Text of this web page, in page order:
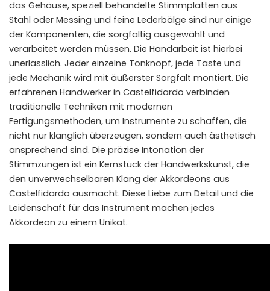
das Gehäuse, speziell behandelte Stimmplatten aus
Stahl oder Messing und feine Lederbälge sind nur einige
der Komponenten, die sorgfältig ausgewählt und
verarbeitet werden müssen. Die Handarbeit ist hierbei
unerlässlich. Jeder einzelne Tonknopf, jede Taste und
jede Mechanik wird mit äußerster Sorgfalt montiert. Die
erfahrenen Handwerker in Castelfidardo verbinden
traditionelle Techniken mit modernen
Fertigungsmethoden, um Instrumente zu schaffen, die
nicht nur klanglich überzeugen, sondern auch ästhetisch
ansprechend sind. Die präzise Intonation der
Stimmzungen ist ein Kernstück der Handwerkskunst, die
den unverwechselbaren Klang der Akkordeons aus
Castelfidardo ausmacht. Diese Liebe zum Detail und die
Leidenschaft für das Instrument machen jedes
Akkordeon zu einem Unikat.